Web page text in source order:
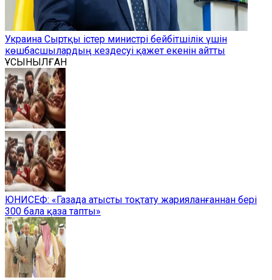
Украина Сыртқы істер министрі бейбітшілік үшін
көшбасшылардың кездесуі қажет екенін айтты
ҰСЫНЫЛҒАН
ЮНИСЕФ: «Газада атысты тоқтату жарияланғаннан бері
300 бала қаза тапты»